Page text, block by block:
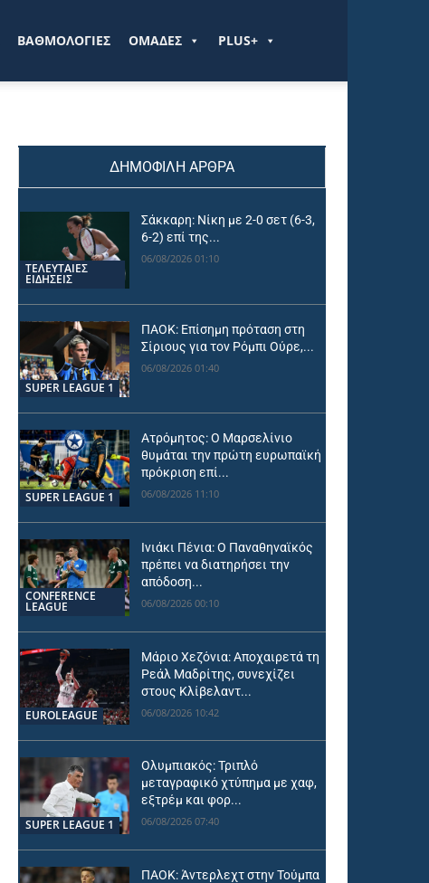
ΒΑΘΜΟΛΟΓΙΕΣ ΟΜΑΔΕΣ PLUS+
ΔΗΜΟΦΙΛΗ ΑΡΘΡΑ
ΤΕΛΕΥΤΑΙΕΣ
ΕΙΔΗΣΕΙΣ
Σάκκαρη: Νίκη με 2-0 σετ (6-3,
6-2) επί της...
06/08/2026 01:10
SUPER LEAGUE 1
ΠΑΟΚ: Επίσημη πρόταση στη
Σίριους για τον Ρόμπι Ούρε,...
06/08/2026 01:40
SUPER LEAGUE 1
Ατρόμητος: Ο Μαρσελίνιο
θυμάται την πρώτη ευρωπαϊκή
πρόκριση επί...
06/08/2026 11:10
CONFERENCE
LEAGUE
Ινιάκι Πένια: Ο Παναθηναϊκός
πρέπει να διατηρήσει την
απόδοση...
06/08/2026 00:10
EUROLEAGUE
Μάριο Χεζόνια: Αποχαιρετά τη
Ρεάλ Μαδρίτης, συνεχίζει
στους Κλίβελαντ...
06/08/2026 10:42
SUPER LEAGUE 1
Ολυμπιακός: Τριπλό
μεταγραφικό χτύπημα με χαφ,
εξτρέμ και φορ...
06/08/2026 07:40
ΠΑΟΚ: Άντερλεχτ στην Τούμπα